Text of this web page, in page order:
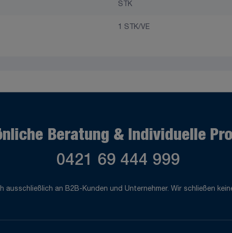
STK
1 STK/VE
Beratung & Individuelle
0421 69 444 999
ausschließlich an B2B-Kunden und Unternehmer. Wir schließen